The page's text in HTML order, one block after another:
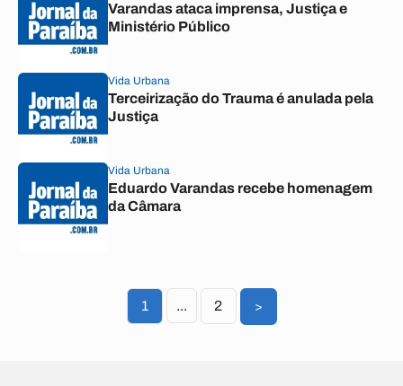
Varandas ataca imprensa, Justiça e
Ministério Público
Vida Urbana
Terceirização do Trauma é anulada pela
Justiça
Vida Urbana
Eduardo Varandas recebe homenagem
da Câmara
1 ... 2 >